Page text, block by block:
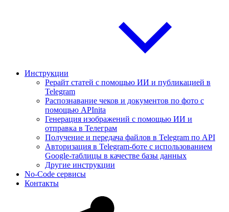
Инструкции
Рерайт статей с помощью ИИ и публикацией в
Telegram
Распознавание чеков и документов по фото с
помощью APInita
Генерация изображений с помощью ИИ и
отправка в Телеграм
Получение и передача файлов в Telegram по API
Авторизация в Telegram-боте с использованием
Google-таблицы в качестве базы данных
Другие инструкции
No-Code сервисы
Контакты